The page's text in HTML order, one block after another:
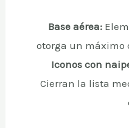
Base aérea:
otorga un máximo
Iconos con
Cierran la lista